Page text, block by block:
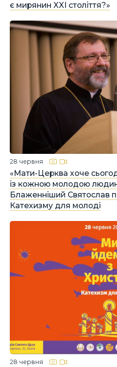
є мирянин XXI століття?»
«Мати-Церква хоче
із кожною молодою
Блаженніший Святослав
Катехизму для молоді
28 червня
28 червня